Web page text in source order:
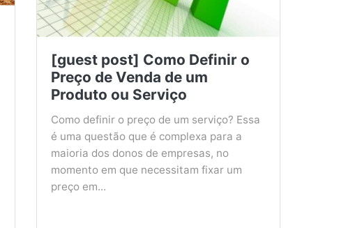
[guest post] Como Definir o
Preço de Venda de um
Produto ou Serviço
Como definir o preço de um serviço? Essa
é uma questão que é complexa para a
maioria dos donos de empresas, no
momento em que necessitam fixar um
preço em...